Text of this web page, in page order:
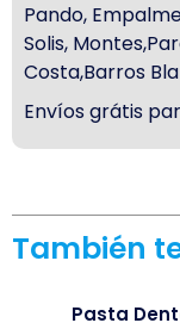
Pando,
Solis,
Costa,Barros
Envíos grátis
También
Pasta